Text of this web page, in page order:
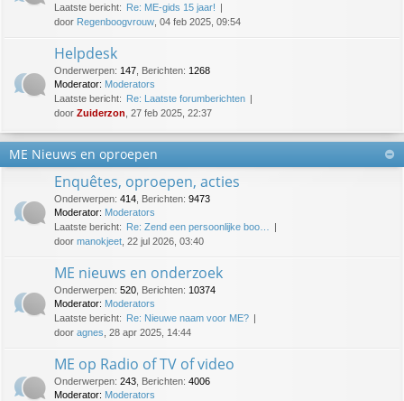
Laatste bericht: Re: ME-gids 15 jaar!
door Regenboogvrouw , 04 feb 2025, 09:54
Helpdesk
Onderwerpen: 147 Berichten: 1268
Moderator: Moderators
Laatste bericht: Re: Laatste forumberichten
door Zuiderzon , 27 feb 2025, 22:37
ME Nieuws en oproepen
Enquêtes, oproepen, acties
Onderwerpen: 414 Berichten: 9473
Moderator: Moderators
Laatste bericht: Re: Zend een persoonlijke boo…
door manokjeet , 22 jul 2026, 03:40
ME nieuws en onderzoek
Onderwerpen: 520 Berichten: 10374
Moderator: Moderators
Laatste bericht: Re: Nieuwe naam voor ME?
door agnes , 28 apr 2025, 14:44
ME op Radio of TV of video
Onderwerpen: 243 Berichten: 4006
Moderator: Moderators